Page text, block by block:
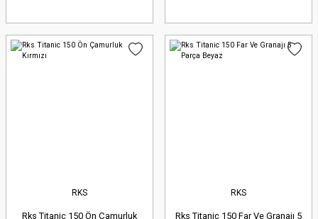
RKS
Rks Titanic 150 Ön Çamurluk
RKS
Rks Titanic 150 Far Ve Granajı 5